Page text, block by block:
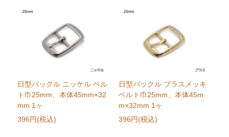
日型バックル ニッケル ベル
ト巾25mm、本体45mm×32
mm 1ヶ
396円(税込)
日型バックル ブラスメッキ
ベルト巾25mm、本体45m
m×32mm 1ヶ
396円(税込)